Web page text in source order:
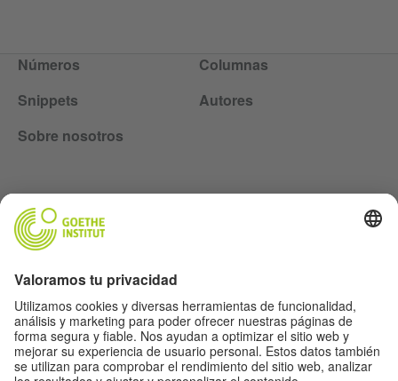
Números
Columnas
Snippets
Autores
Sobre nosotros
Newsletter
Información legal
Ajustes de privacidad
Política de protección de datos
Lasst uns Freunde werden. Folge uns: